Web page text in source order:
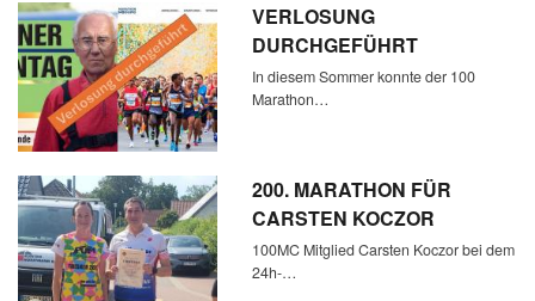
VERLOSUNG
DURCHGEFÜHRT
In diesem Sommer konnte der 100
Marathon…
200. MARATHON FÜR
CARSTEN KOCZOR
100MC Mitglied Carsten Koczor bei dem
24h-…